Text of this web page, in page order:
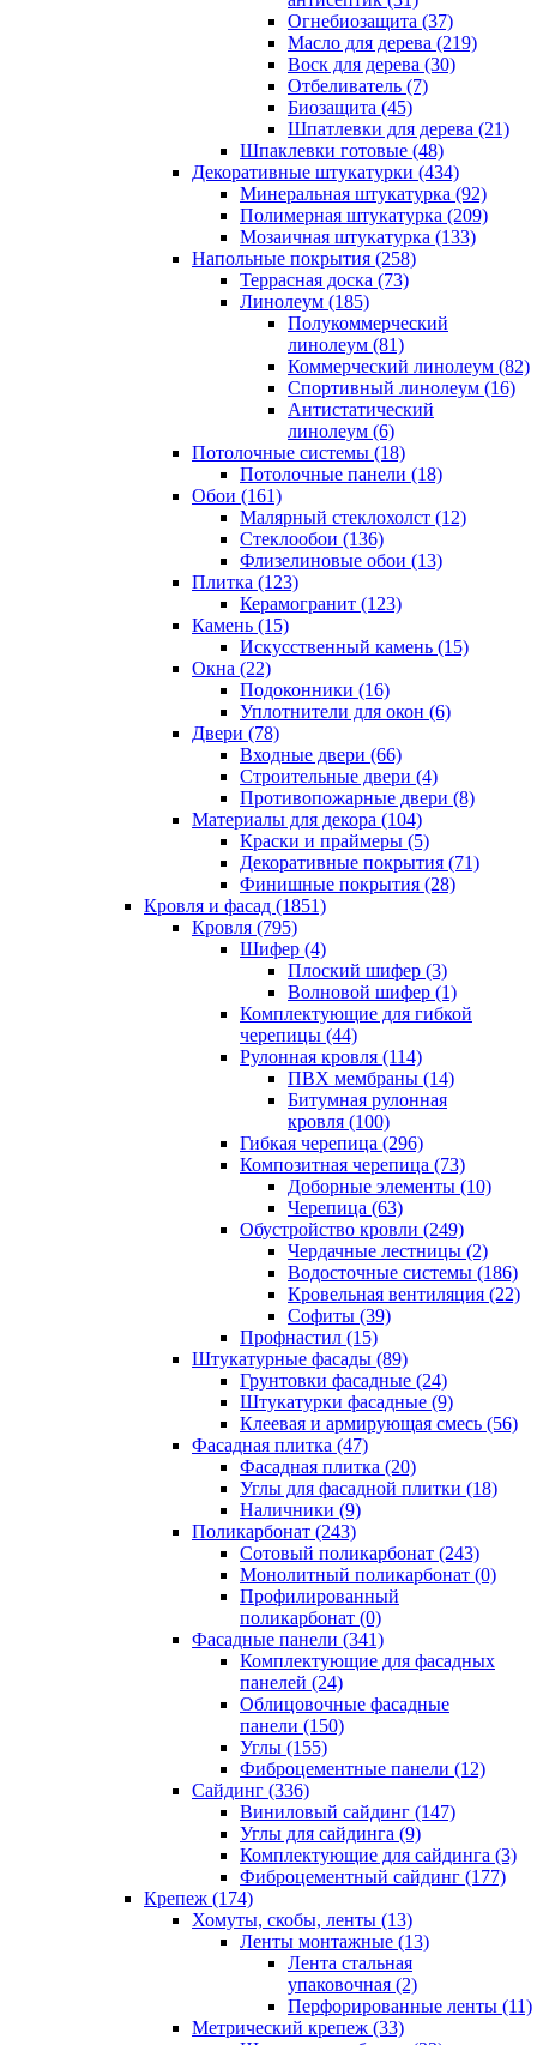
Огнебиозащита (37)
Масло для дерева (219)
Воск для дерева (30)
Отбеливатель (7)
Биозащита (45)
Шпатлевки для дерева (21)
Шпаклевки готовые (48)
Декоративные штукатурки (434)
Минеральная штукатурка (92)
Полимерная штукатурка (209)
Мозаичная штукатурка (133)
Напольные покрытия (258)
Террасная доска (73)
Линолеум (185)
Полукоммерческий
линолеум (81)
Коммерческий линолеум (82)
Спортивный линолеум (16)
Антистатический
линолеум (6)
Потолочные системы (18)
Потолочные панели (18)
Обои (161)
Малярный стеклохолст (12)
Стеклообои (136)
Флизелиновые обои (13)
Плитка (123)
Керамогранит (123)
Камень (15)
Искусственный камень (15)
Окна (22)
Подоконники (16)
Уплотнители для окон (6)
Двери (78)
Входные двери (66)
Строительные двери (4)
Противопожарные двери (8)
Материалы для декора (104)
Краски и праймеры (5)
Декоративные покрытия (71)
Финишные покрытия (28)
Кровля и фасад (1851)
Кровля (795)
Шифер (4)
Плоский шифер (3)
Волновой шифер (1)
Комплектующие для гибкой
черепицы (44)
Рулонная кровля (114)
ПВХ мембраны (14)
Битумная рулонная
кровля (100)
Гибкая черепица (296)
Композитная черепица (73)
Доборные элементы (10)
Черепица (63)
Обустройство кровли (249)
Чердачные лестницы (2)
Водосточные системы (186)
Кровельная вентиляция (22)
Cофиты (39)
Профнастил (15)
Штукатурные фасады (89)
Грунтовки фасадные (24)
Штукатурки фасадные (9)
Клеевая и армирующая смесь (56)
Фасадная плитка (47)
Фасадная плитка (20)
Углы для фасадной плитки (18)
Наличники (9)
Поликарбонат (243)
Сотовый поликарбонат (243)
Монолитный поликарбонат (0)
Профилированный
поликарбонат (0)
Фасадные панели (341)
Комплектующие для фасадных
панелей (24)
Облицовочные фасадные
панели (150)
Углы (155)
Фиброцементные панели (12)
Сайдинг (336)
Виниловый сайдинг (147)
Углы для сайдинга (9)
Комплектующие для сайдинга (3)
Фиброцементный сайдинг (177)
Крепеж (174)
Хомуты, скобы, ленты (13)
Ленты монтажные (13)
Лента стальная
упаковочная (2)
Перфорированные ленты (11)
Метрический крепеж (33)